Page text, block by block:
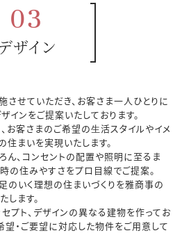
03
ザイン
させていただき、お客さま一人ひとりに
インをご提案いたしております。
お客さまのご希望の⽣活スタイルやイメ
住まいを実現いたします。
ん、コンセントの配置や照明に至るま
の住みやすさをプロ目線でご提案。
のいく理想の住まいづくりを雅商事の
します。
プト、デザインの異なる建物を作ってお
望・ご要望に対応した物件をご用意して